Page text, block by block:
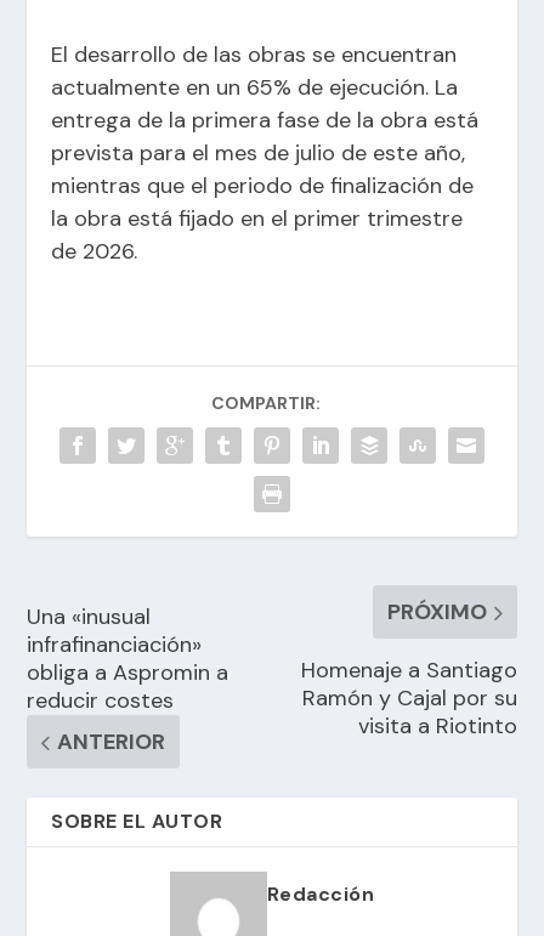
El desarrollo de las obras se encuentran
actualmente en un 65% de ejecución. La
entrega de la primera fase de la obra está
prevista para el mes de julio de este año,
mientras que el periodo de finalización de
la obra está fijado en el primer trimestre
de 2026.
COMPARTIR:
Una «inusual
infrafinanciación»
obliga a Aspromin a
reducir costes
ANTERIOR
PRÓXIMO
Homenaje a Santiago
Ramón y Cajal por su
visita a Riotinto
SOBRE EL AUTOR
Redacción